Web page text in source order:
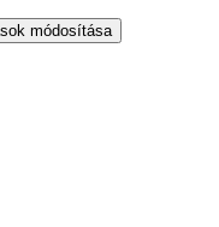
módosítása